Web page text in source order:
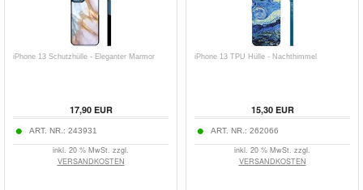
iPhone 13 Schutzhülle - Eleganter Marmor
17,90 EUR
ART. NR.: 243931
inkl. 20 % MwSt. zzgl.
VERSANDKOSTEN
iPhone 13 TPU Hülle - Nachthimmel
15,30 EUR
ART. NR.: 262066
inkl. 20 % MwSt. zzgl.
VERSANDKOSTEN